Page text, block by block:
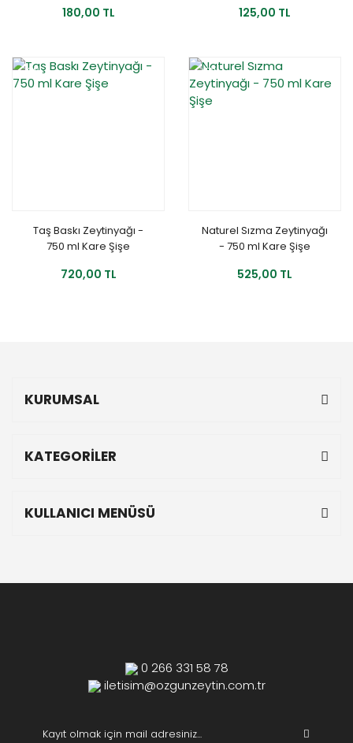
180,00 TL 125,00 TL
YENİ
Taş Baskı Zeytinyağı -
750 ml Kare Şişe
720,00 TL
YENİ
Naturel Sızma Zeytinyağı
- 750 ml Kare Şişe
525,00 TL
KURUMSAL
KATEGORİLER
KULLANICI MENÜSÜ
0 266 331 58 78
iletisim@ozgunzeytin.com.tr